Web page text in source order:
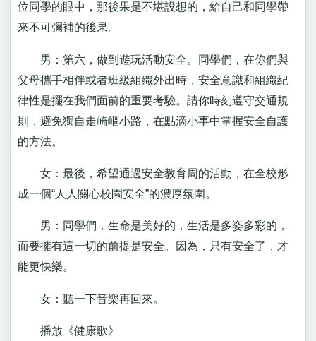
位同學的眼中，那後果是不堪設想的，給自己和同學帶
來不可彌補的後果。
男：第六，做到遊玩活動安全。同學們，在你們與
父母攜手相伴或者班級組織外出時，安全意識和組織紀
律性是擺在我們面前的重要考驗。請你時刻遵守交通規
則，避免獨自走崎嶇小路，在點滴小事中掌握安全自護
的方法。
女：最後，希望通過安全教育周的活動，在全校形
成一個“人人關心校園安全”的濃厚氛圍。
男：同學們，生命是美好的，生活是多姿多彩的，
而要擁有這一切的前提是安全。因為，只有安全了，才
能更快樂。
女：聽一下音樂再回來。
播放《健康歌》